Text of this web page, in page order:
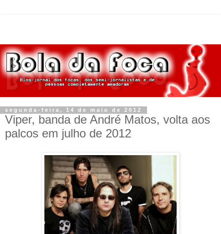
segunda-feira, 14 de maio de 2012
Viper, banda de André Matos, volta aos
palcos em julho de 2012